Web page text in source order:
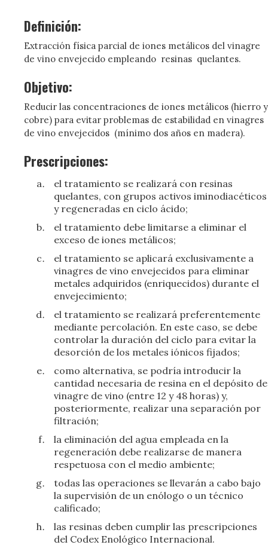
Definición:
Extracción física parcial de iones metálicos del vinagre
de vino envejecido empleando resinas quelantes.
Objetivo:
Reducir las concentraciones de iones metálicos (hierro y
cobre) para evitar problemas de estabilidad en vinagres
de vino envejecidos (mínimo dos años en madera).
Prescripciones:
el tratamiento se realizará con resinas
quelantes, con grupos activos iminodiacéticos
y regeneradas en ciclo ácido;
el tratamiento debe limitarse a eliminar el
exceso de iones metálicos;
el tratamiento se aplicará exclusivamente a
vinagres de vino envejecidos para eliminar
metales adquiridos (enriquecidos) durante el
envejecimiento;
el tratamiento se realizará preferentemente
mediante percolación. En este caso, se debe
controlar la duración del ciclo para evitar la
desorción de los metales iónicos fijados;
como alternativa, se podría introducir la
cantidad necesaria de resina en el depósito de
vinagre de vino (entre 12 y 48 horas) y,
posteriormente, realizar una separación por
filtración;
la eliminación del agua empleada en la
regeneración debe realizarse de manera
respetuosa con el medio ambiente;
todas las operaciones se llevarán a cabo bajo
la supervisión de un enólogo o un técnico
calificado;
las resinas deben cumplir las prescripciones
del Codex Enológico Internacional.